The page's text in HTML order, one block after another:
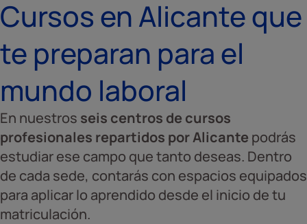
Cursos en Alicante que
te preparan para el
mundo laboral
En nuestros seis centros de cursos
profesionales repartidos por Alicante podrás
estudiar ese campo que tanto deseas. Dentro
de cada sede, contarás con espacios equipados
para aplicar lo aprendido desde el inicio de tu
matriculación.